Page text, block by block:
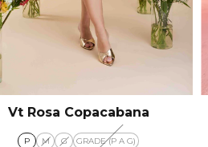
Vt Rosa Copacabana
P M G GRADE (P A G)